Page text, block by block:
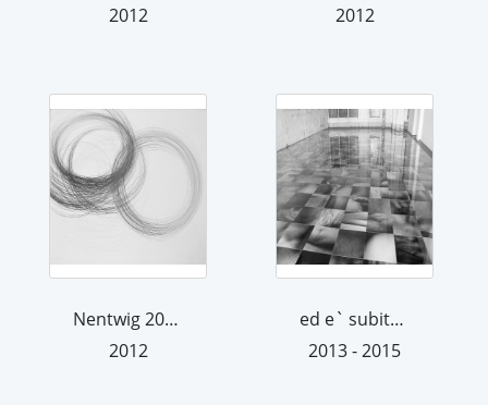
2012
2012
Nentwig 2012
2012
ed e` subito sera
2013 - 2015